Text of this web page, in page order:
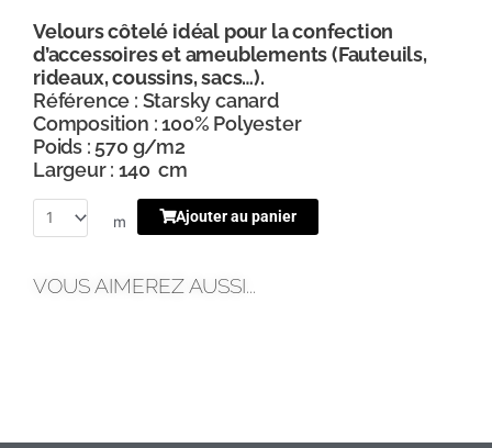
Velours côtelé idéal pour la confection
d’accessoires et ameublements (Fauteuils,
rideaux, coussins, sacs…).
Référence : Starsky canard
Composition : 100% Polyester
Poids : 570 g/m2
Largeur : 140 cm
m Ajouter au panier
VOUS AIMEREZ AUSSI...